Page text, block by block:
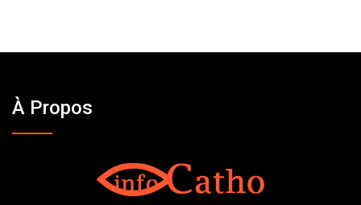
À Propos